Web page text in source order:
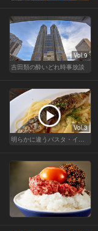
Vol.9
吉田類の酔いどれ時事放談
Vol.3
明らかに違うパスタ・イタリアン